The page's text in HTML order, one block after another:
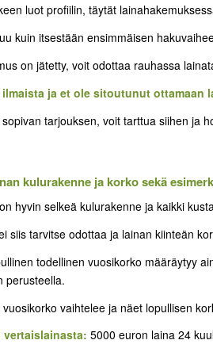
luot profiilin, täytät
kuin itsestään ensimmäisen
on jätetty, voit odottaa rauhassa
ja et ole sitoutunut ottamaan
tarjouksen, voit tarttua siihen ja
kulurakenne ja korko sekä
hyvin selkeä kulurakenne ja kaikki
siis tarvitse odottaa ja lainan kiinteän
todellinen vuosikorko määräytyy
perusteella.
vaihtelee ja näet lopullisen
vertaislainasta: 5000 euron laina 24